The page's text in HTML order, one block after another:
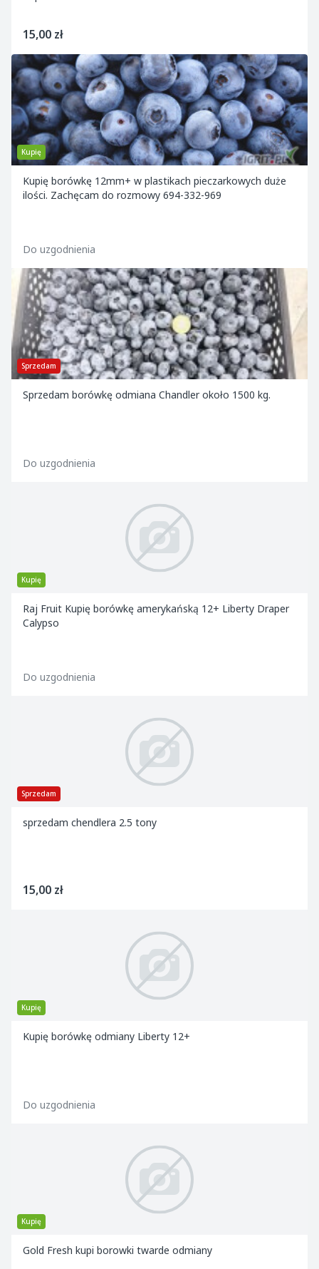
15,00 zł
Kupię
Kupię borówkę 12mm+ w plastikach pieczarkowych duże
ilości. Zachęcam do rozmowy 694-332-969
Do uzgodnienia
Sprzedam
Sprzedam borówkę odmiana Chandler około 1500 kg.
Do uzgodnienia
Kupię
Raj Fruit Kupię borówkę amerykańską 12+ Liberty Draper
Calypso
Do uzgodnienia
Sprzedam
sprzedam chendlera 2.5 tony
15,00 zł
Kupię
Kupię borówkę odmiany Liberty 12+
Do uzgodnienia
Kupię
Gold Fresh kupi borowki twarde odmiany